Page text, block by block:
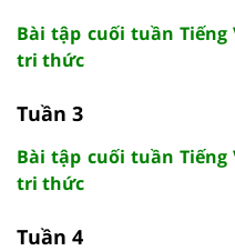
Bài tập cuối tuần Tiếng
tri thức
Tuần 3
Bài tập cuối tuần Tiếng
tri thức
Tuần 4